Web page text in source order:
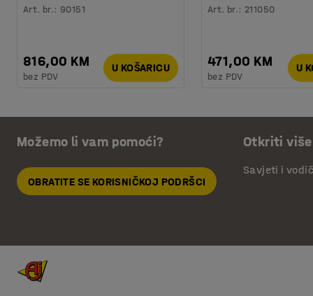
Art. br.: 90151
816,00 KM
bez PDV
U KOŠARICU
Art. br.: 211050
471,00 KM
bez PDV
U
Možemo li vam pomoći?
OBRATITE SE KORISNIČKOJ PODRŠCI
Otkriti više
Savjeti i